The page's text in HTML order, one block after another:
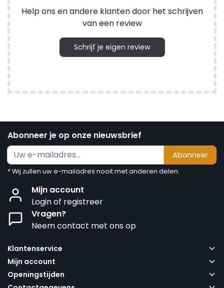
Help ons en andere klanten door het schrijven
van een review
Schrijf je eigen review
Abonneer je op onze nieuwsbrief
Abonneer
* Wij zullen uw e-mailadres nooit met anderen delen.
Mijn account
Login of registreer
Vragen?
Neem contact met ons op
Klantenservice
Mijn account
Openingstijden